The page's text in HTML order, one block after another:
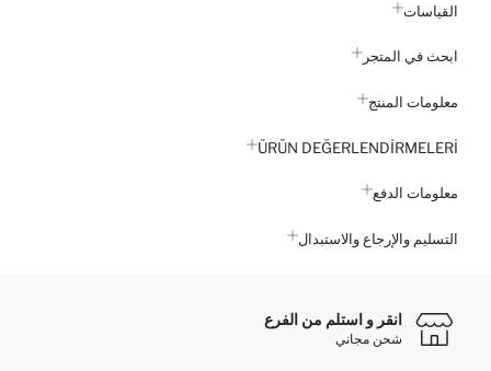
القياسات
ابحث في المتجر
معلومات المنتج
ÜRÜN DEĞERLENDİRMELERİ
معلومات الدفع
التسليم والإرجاع والاستبدال
انقر و استلم من الفرع
شحن مجاني